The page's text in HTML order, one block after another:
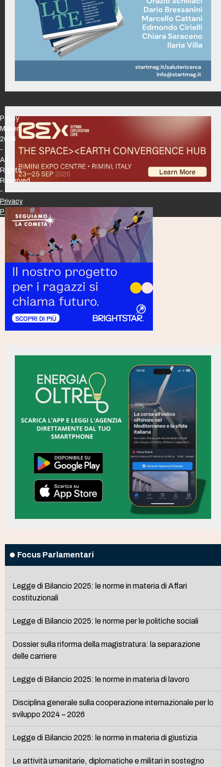
Focus Parlamentari
Legge di Bilancio 2025: le norme in materia di Affari
costituzionali
Legge di Bilancio 2025: le norme per le politiche sociali
Dossier sulla riforma della magistratura: la separazione
delle carriere
Legge di Bilancio 2025: le norme in materia di lavoro
Disciplina generale sulla cooperazione internazionale per lo
sviluppo 2024 – 2026
Legge di Bilancio 2025: le norme in materia di giustizia
Le attività umanitarie, diplomatiche e militari in sostegno
Policy
Maker
2026
-
All
Rights
Reserved
-
Privacy
Policy